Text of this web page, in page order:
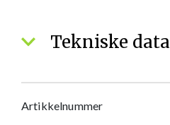
Tekniske data
Artikkelnummer